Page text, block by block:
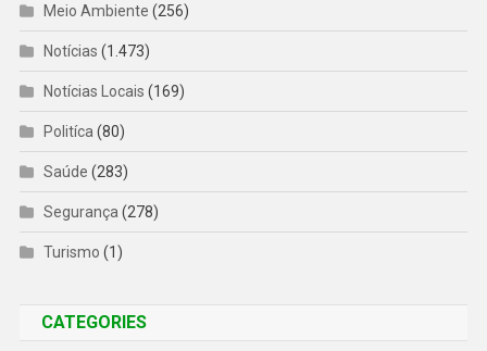
Meio Ambiente (256)
Notícias (1.473)
Notícias Locais (169)
Politíca (80)
Saúde (283)
Segurança (278)
Turismo (1)
CATEGORIES